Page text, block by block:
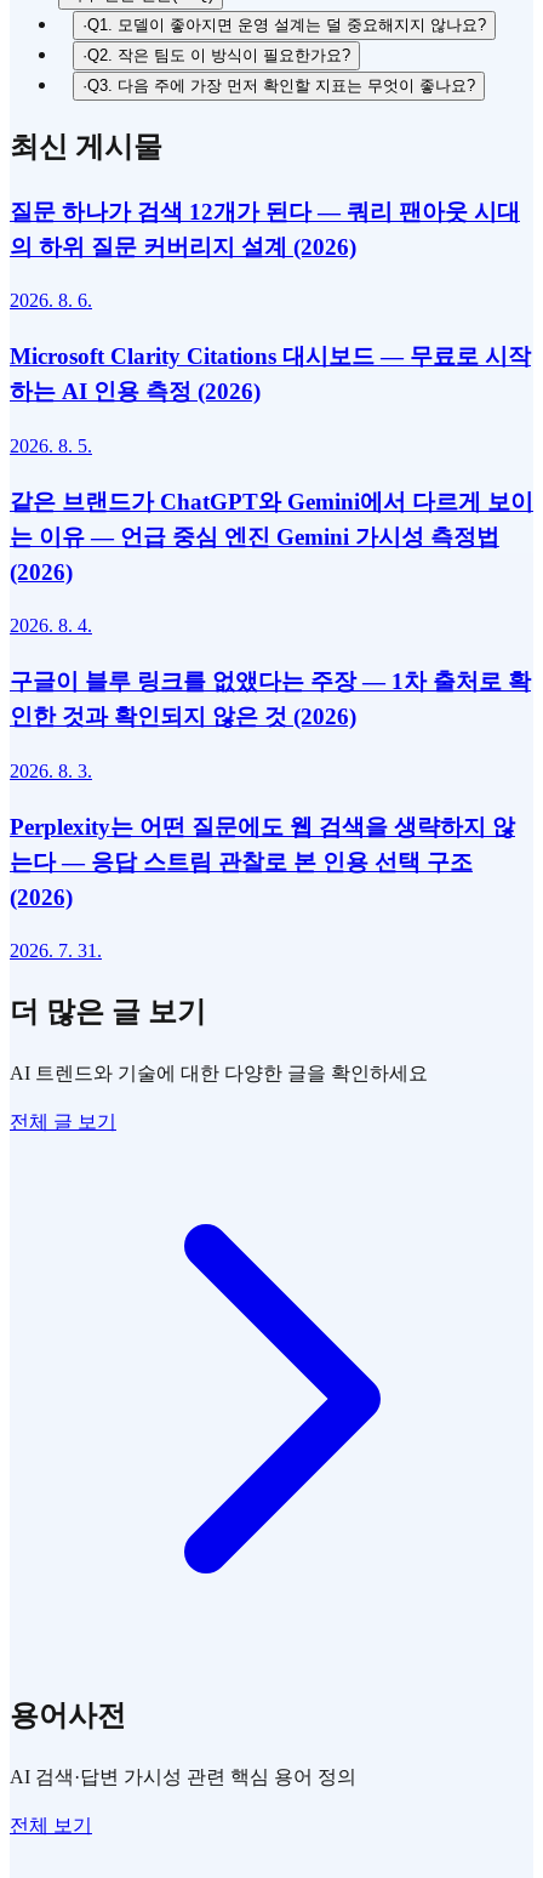
·Q1. 모델이 좋아지면 운영 설계는 덜 중요해지지 않나요?
·Q2. 작은 팀도 이 방식이 필요한가요?
·Q3. 다음 주에 가장 먼저 확인할 지표는 무엇이 좋나요?
최신 게시물
질문 하나가 검색 12개가 된다 — 쿼리 팬아웃 시대
의 하위 질문 커버리지 설계 (2026)
2026. 8. 6.
Microsoft Clarity Citations 대시보드 — 무료로 시작
하는 AI 인용 측정 (2026)
2026. 8. 5.
같은 브랜드가 ChatGPT와 Gemini에서 다르게 보이
는 이유 — 언급 중심 엔진 Gemini 가시성 측정법
(2026)
2026. 8. 4.
구글이 블루 링크를 없앴다는 주장 — 1차 출처로 확
인한 것과 확인되지 않은 것 (2026)
2026. 8. 3.
Perplexity는 어떤 질문에도 웹 검색을 생략하지 않
는다 — 응답 스트림 관찰로 본 인용 선택 구조
(2026)
2026. 7. 31.
더 많은 글 보기
AI 트렌드와 기술에 대한 다양한 글을 확인하세요
전체 글 보기
용어사전
AI 검색·답변 가시성 관련 핵심 용어 정의
전체 보기